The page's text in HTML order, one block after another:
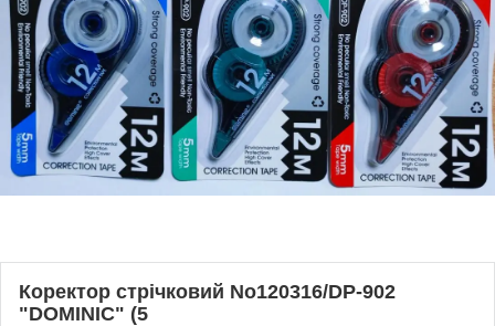
Коректор стрічковий No120316/DP-902
"DOMINIC" (5